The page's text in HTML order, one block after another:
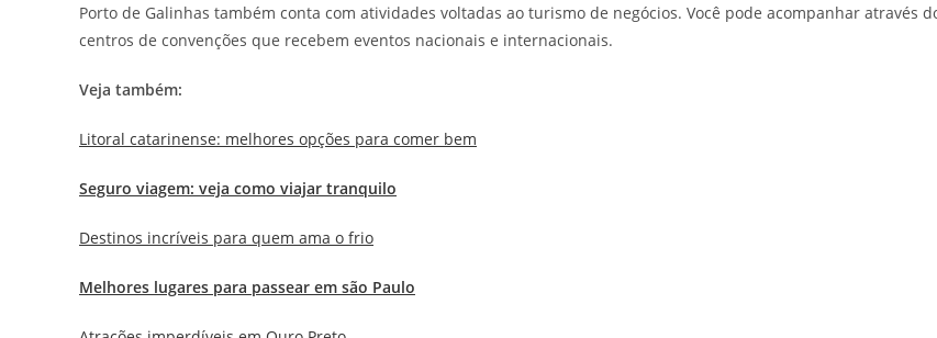
Porto de Galinhas também conta com atividades voltadas ao turismo de negócios. Você pode acompanhar através
centros de convenções que recebem eventos nacionais e internacionais.
Veja também:
Litoral catarinense: melhores opções para comer bem
Seguro viagem: veja como viajar tranquilo
Destinos incríveis para quem ama o frio
Melhores lugares para passear em são Paulo